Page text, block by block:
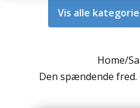
Vis alle
Amerika / USA
Home/
Den spændende